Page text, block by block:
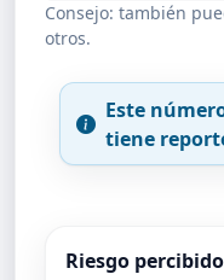
Consejo: también
otros.
Este
tiene
Riesgo percibido